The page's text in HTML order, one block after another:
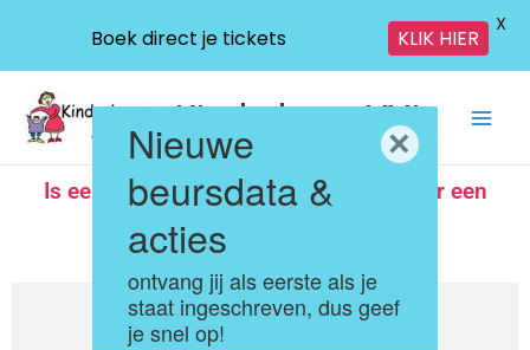
naar
inhoud
KinderbeursXXL
Is een beurs uitverkocht? Mail dan voor een
info@kinderbeursxxl.nl
Boek direct je tickets KLIK HIER
X
×
Nieuwe
beursdata &
acties
ontvang jij als eerste als je
staat ingeschreven, dus geef
je snel op!